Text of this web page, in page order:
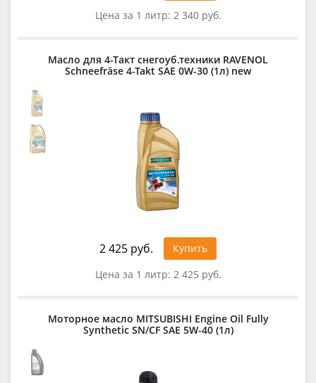
Цена за 1 литр: 2 340 руб.
Масло для 4-Такт снегоуб.техники RAVENOL
Schneefräse 4-Takt SAE 0W-30 (1л) new
2 425 руб.
Купить
Цена за 1 литр: 2 425 руб.
Моторное масло MITSUBISHI Engine Oil Fully
Synthetic SN/CF SAE 5W-40 (1л)